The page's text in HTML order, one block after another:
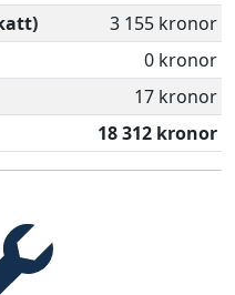
3 155 kronor
0 kronor
17 kronor
18 312 kronor